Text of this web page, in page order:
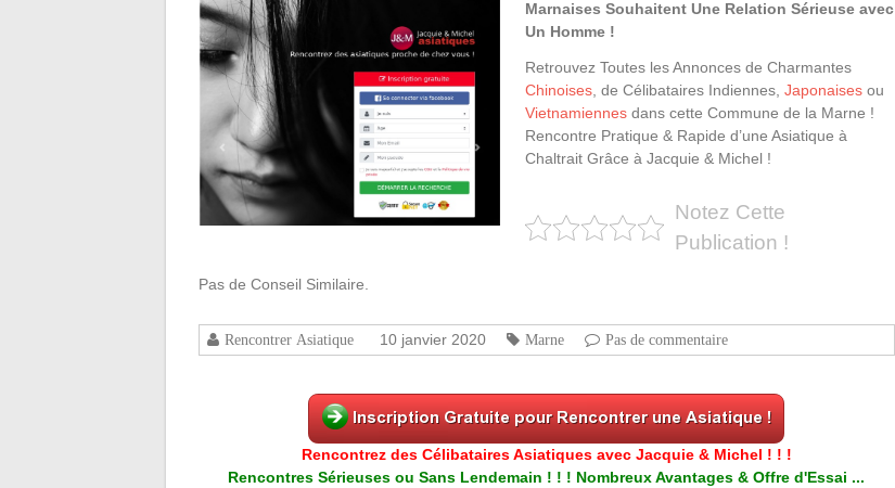
Marnaises Souhaitent Une Relation Sérieuse avec
Un Homme !
Retrouvez Toutes les Annonces de Charmantes
Chinoises , de Célibataires Indiennes, Japonaises ou
Vietnamiennes dans cette Commune de la Marne !
Rencontre Pratique & Rapide d’une Asiatique à
Chaltrait Grâce à Jacquie & Michel !
Notez Cette
Publication !
Pas de Conseil Similaire.
Rencontrer Asiatique 10 janvier 2020 Marne Pas de commentaire
Rencontrez des Célibataires Asiatiques avec Jacquie & Michel ! ! !
Rencontres Sérieuses ou Sans Lendemain ! ! ! Nombreux Avantages & Offre d'Essai ...